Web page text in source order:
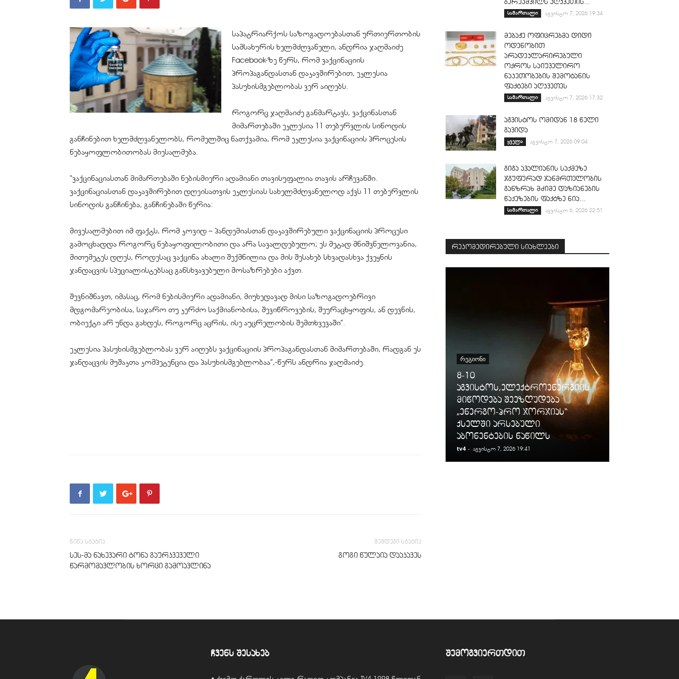
საპატრიარქოს საზოგადოებასთან ურთიერთობის
სამსახურის ხელმძღვანელი, ანდრია ჯაღმაიძე
Facebook-ზე წერს, რომ ვაქცინაციის
პროპაგანდასთან დაკავშირებით, ეკლესია
პასუხისმგებლობას ვერ აიღებს.
როგორც ჯაღმაიძე განმარტავს, ვაქცინასთან
მიმართებაში ეკლესია 11 თებერვლის სინოდის
განჩინებით ხელმძღვანელობს, რომელშიც ნათქვამია, რომ ეკლესია ვაქცინაციის პროცესის
ნებაყოფლობითობას მიესალმება.
“ვაქცინაციასთან მიმართებაში ნებისმიერი ადამიანი თავისუფალია თავის არჩევანში.
ვაქცინაციასთან დაკავშირებით დღეისათვის ეკლესიას სახელმძღვანელოდ აქვს 11 თებერვლის
სინოდის განჩინება, განჩინებაში წერია:
მივესალმებით იმ ფაქტს, რომ კოვიდ – პანდემიასთან დაკავშირებული ვაქცინაციის პროცესი
გამოცხადდა როგორც ნებაყოფილობითი და არა სავალდებულო; ეს მეტად მნიშვნელოვანია,
მითუმეტეს დღეს, როდესაც ვაქცინა ახალი შექმნილია და მის შესახებ სხვადასხვა ქვეყნის
ჯანდაცვის სპეციალისტებსაც განსხვავებული მოსაზრებები აქვთ.
შევნიშნავთ, იმასაც, რომ ნებისმიერი ადამიანი, მიუხედავად მისი საზოგადოებრივი
მდგომარეობისა, საჯარო თუ კერძო საქმიანობისა, შევიწროვების, შეურაცხყოფის, ან დევნის,
ობიექტი არ უნდა გახდეს, როგორც აცრის, ისე აუცრელობის შემთხვევაში”.
ეკლესია პასუხისმგებლობას ვერ აიღებს ვაქცინაციის პროპაგანდასთან მიმართებაში, რადგან ეს
ჯანდაცვის მუშაკთა კომპეტენცია და პასუხისმგებლობაა”,-წერს ანდრია ჯაღმაიძე.
წინა სტატია
სეს-მა ნახევარი ტონა გაურკვეველი
წარმომავლობის ხორცი გამოავლინა
შემდეგი სტატია
გოგი წულაია დააკავეს
ბერუაშვილს აღკვეთის...
სამართალი აგვისტო 7, 2026 19:34
მებაჟე ოფიცრებმა დიდი
ოდენობით
არადეკლარირებული
ოქროს საიუველირო
ნაკეთობების შემოტანის
ფაქტები აღკვეთეს
სამართალი აგვისტო 7, 2026 17:32
აგვისტოს ომიდან 18 წელი
გავიდა
ყველა აგვისტო 7, 2026 09:04
გიგა ავალიანის საქმეზე
ჯგუფურად ჯანმრთელობის
განზრახ მძიმე დაზიანების
წაქეზების ფაქტზე ნია...
სამართალი აგვისტო 6, 2026 22:51
რეკომედირებული სიახლეები
ᲠᲔᲒᲘᲝᲜᲘ
8-10
აგვისტოს,ელექტროენერგიის
მიწოდება შეეზღუდება
„ენერგო-პრო ჯორჯიას“
ქსელში არსებული
აბონენტების ნაწილს
tv4 - აგვისტო 7, 2026 19:41
ჩვენს შესახებ შემოგვიერთდით